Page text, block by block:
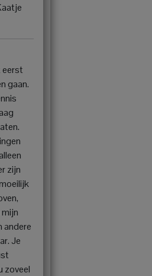
eerst
gaan.
zijn
andere
Je
zoveel